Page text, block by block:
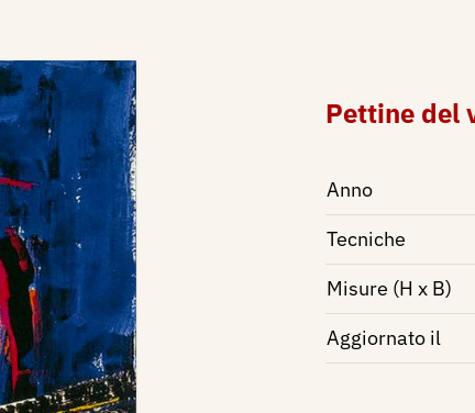
Pettine del
Anno
Tecniche
Misure (H x B)
Aggiornato il